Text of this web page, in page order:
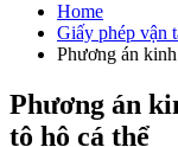
Home
Giấy phép vận
Phương án
Phương án
tô hộ cá thể